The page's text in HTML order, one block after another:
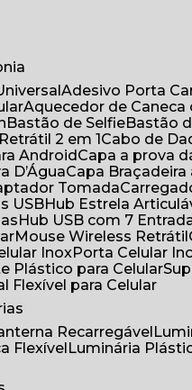
Adesivo Porta
Aquecedor de
Bastão de Selfie
Bastão
2 em 1
Cabo de
Android
Capa a prova
D’Água
Capa
Tomada
USB Hub Estrela
Hub USB com 7
Mouse Wireless Retrátil
Inox Porta Celular
Plástico para Celular
Flexível para Celular
Recarregável
Flexível
Luminária